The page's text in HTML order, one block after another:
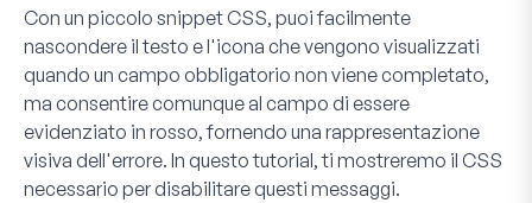
Con un piccolo snippet CSS, puoi facilmente
nascondere il testo e l'icona che vengono visualizzati
quando un campo obbligatorio non viene completato,
ma consentire comunque al campo di essere
evidenziato in rosso, fornendo una rappresentazione
visiva dell'errore. In questo tutorial, ti mostreremo il CSS
necessario per disabilitare questi messaggi.